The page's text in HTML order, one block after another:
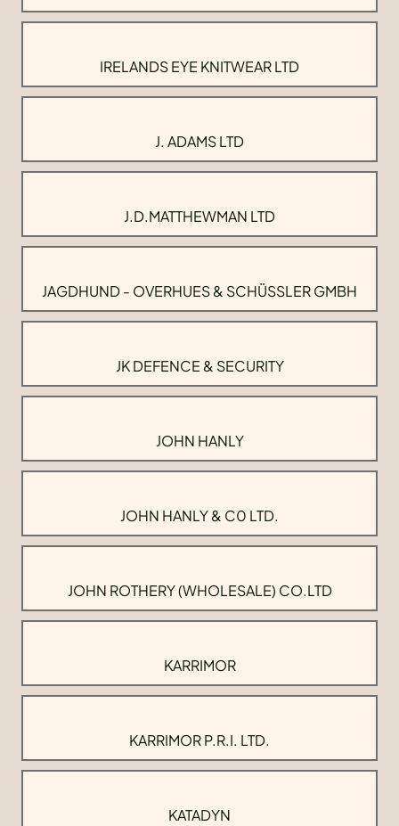
IRELANDS EYE KNITWEAR LTD
J. ADAMS LTD
J.D.MATTHEWMAN LTD
JAGDHUND - OVERHUES & SCHÜSSLER GMBH
JK DEFENCE & SECURITY
JOHN HANLY
JOHN HANLY & C0 LTD.
JOHN ROTHERY (WHOLESALE) CO.LTD
KARRIMOR
KARRIMOR P.R.I. LTD.
KATADYN